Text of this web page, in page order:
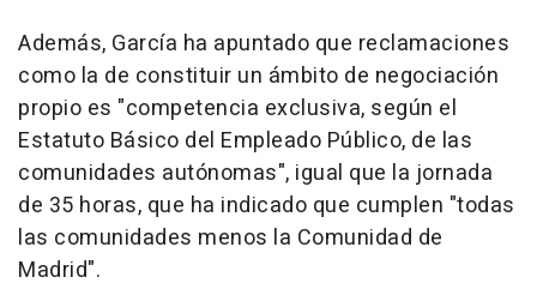
Además, García ha apuntado que reclamaciones
como la de constituir un ámbito de negociación
propio es "competencia exclusiva, según el
Estatuto Básico del Empleado Público, de las
comunidades autónomas", igual que la jornada
de 35 horas, que ha indicado que cumplen "todas
las comunidades menos la Comunidad de
Madrid".